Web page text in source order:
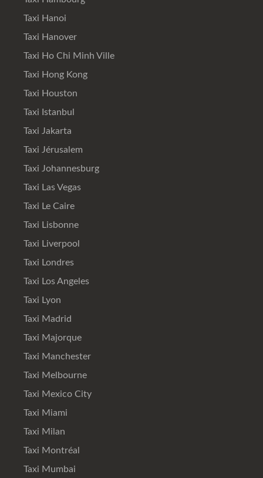
Taxi Hanoi
Taxi Hanover
Taxi Ho Chi Minh Ville
Taxi Hong Kong
Taxi Houston
Taxi Istanbul
Taxi Jakarta
Taxi Jérusalem
Taxi Johannesburg
Taxi Las Vegas
Taxi Le Caire
Taxi Lisbonne
Taxi Liverpool
Taxi Londres
Taxi Los Angeles
Taxi Lyon
Taxi Madrid
Taxi Majorque
Taxi Manchester
Taxi Melbourne
Taxi Mexico City
Taxi Miami
Taxi Milan
Taxi Montréal
Taxi Mumbai